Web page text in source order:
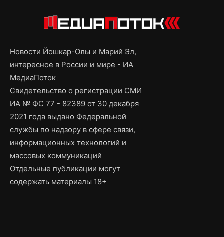
Новости Йошкар-Олы и Марий Эл,
интересное в России и мире - ИА
МедиаПоток
Свидетельство о регистрации СМИ
ИА № ФС 77 - 82389 от 30 декабря
2021 года выдано Федеральной
службы по надзору в сфере связи,
информационных технологий и
массовых коммуникаций
Отдельные публикации могут
содержать материалы 18+